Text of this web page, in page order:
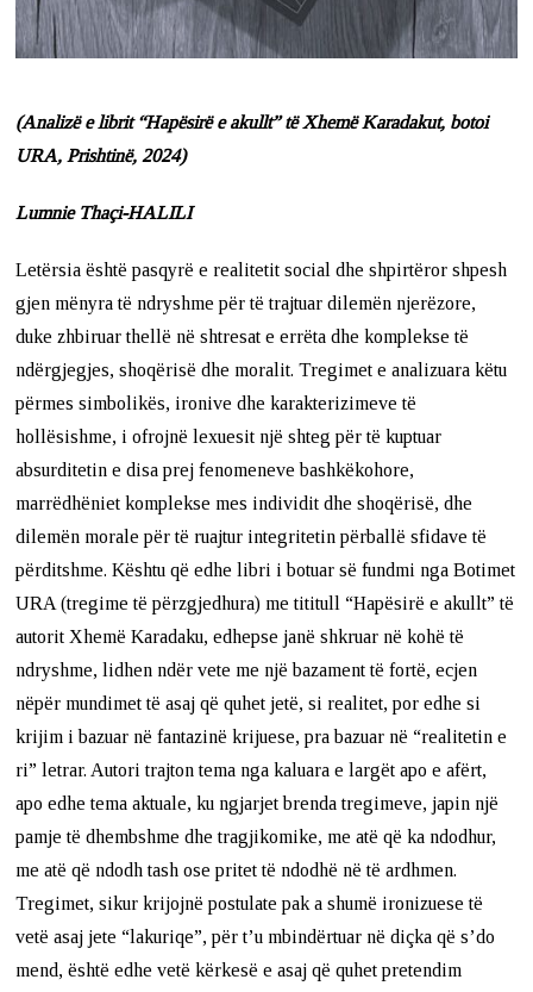
(Analizë e librit “Hapësirë e akullt” të Xhemë Karadakut, botoi
URA, Prishtinë, 2024)
Lumnie Thaçi-HALILI
Letërsia është pasqyrë e realitetit social dhe shpirtëror shpesh
gjen mënyra të ndryshme për të trajtuar dilemën njerëzore,
duke zhbiruar thellë në shtresat e errëta dhe komplekse të
ndërgjegjes, shoqërisë dhe moralit. Tregimet e analizuara këtu
përmes simbolikës, ironive dhe karakterizimeve të
hollësishme, i ofrojnë lexuesit një shteg për të kuptuar
absurditetin e disa prej fenomeneve bashkëkohore,
marrëdhëniet komplekse mes individit dhe shoqërisë, dhe
dilemën morale për të ruajtur integritetin përballë sfidave të
përditshme. Kështu që edhe libri i botuar së fundmi nga Botimet
URA (tregime të përzgjedhura) me tititull “Hapësirë e akullt” të
autorit Xhemë Karadaku, edhepse janë shkruar në kohë të
ndryshme, lidhen ndër vete me një bazament të fortë, ecjen
nëpër mundimet të asaj që quhet jetë, si realitet, por edhe si
krijim i bazuar në fantazinë krijuese, pra bazuar në “realitetin e
ri” letrar. Autori trajton tema nga kaluara e largët apo e afërt,
apo edhe tema aktuale, ku ngjarjet brenda tregimeve, japin një
pamje të dhembshme dhe tragjikomike, me atë që ka ndodhur,
me atë që ndodh tash ose pritet të ndodhë në të ardhmen.
Tregimet, sikur krijojnë postulate pak a shumë ironizuese të
vetë asaj jete “lakuriqe”, për t’u mbindërtuar në diçka që s’do
mend, është edhe vetë kërkesë e asaj që quhet pretendim